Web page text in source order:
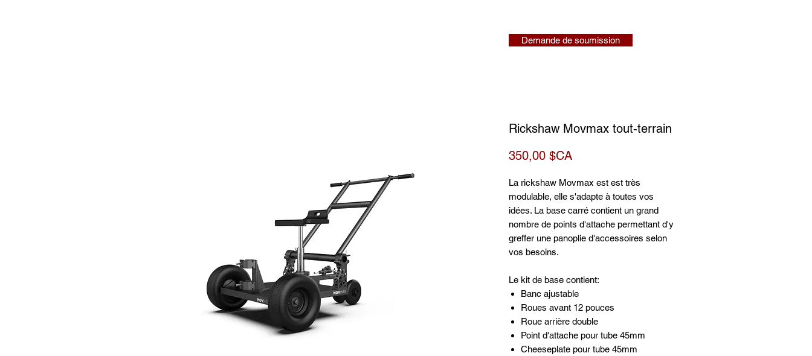
Rickshaw Movmax tout-terrain
350,00 $CAPrix
La rickshaw Movmax est est très
modulable, elle s'adapte à toutes vos
idées. La base carré contient un grand
nombre de points d'attache permettant d'y
greffer une panoplie d'accessoires selon
vos besoins.
Le kit de base contient:
Banc ajustable
Roues avant 12 pouces
Roue arrière double
Point d'attache pour tube 45mm
Cheeseplate pour tube 45mm
Demande de soumission